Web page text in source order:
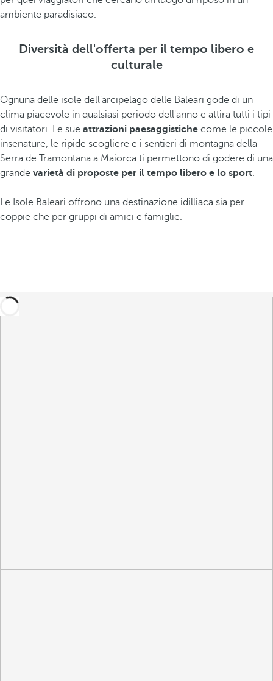
ambiente paradisiaco.
Diversità dell'offerta per il tempo libero e
culturale
Ognuna delle isole dell'arcipelago delle Baleari gode di un
clima piacevole in qualsiasi periodo dell'anno e attira tutti i tipi
di visitatori. Le sue attrazioni paesaggistiche come le piccole
insenature, le ripide scogliere e i sentieri di montagna della
Serra de Tramontana a Maiorca ti permettono di godere di una
grande varietà di proposte per il tempo libero e lo sport.
Le Isole Baleari offrono una destinazione idilliaca sia per
coppie che per gruppi di amici e famiglie.